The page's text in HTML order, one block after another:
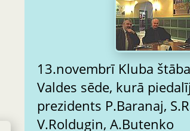
13.novembrī Kluba
Valdes sēde, kurā
prezidents P.Baranaj,
V.Roldugin, A.Butenko